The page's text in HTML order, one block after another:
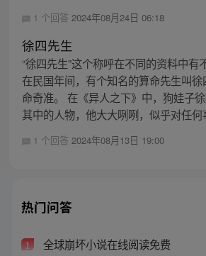
1 个回答 2024年08月24日 06:18
徐四先生
“徐四先生”这个称呼在不同的资料中有
在民国年间，有个知名的算命先生叫
命奇准。 在《异人之下》中，狗娃子
其中的人物，他大大咧咧，似乎对任何
1 个回答 2024年08月13日 19:00
热门问答
1 全球崩坏小说在线阅读免费